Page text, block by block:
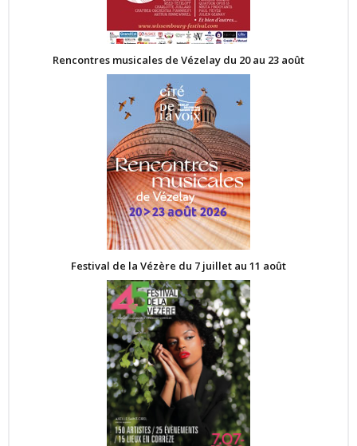
Rencontres musicales de Vézelay du 20 au 23 août
Festival de la Vézère du 7 juillet au 11 août